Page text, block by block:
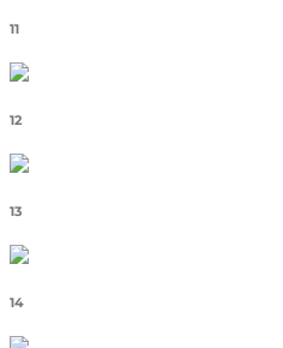
11
12
13
14